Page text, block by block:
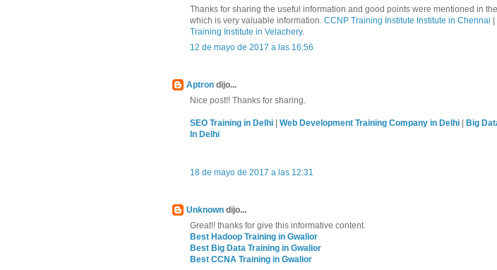
Thanks for sharing the useful information and good points were mentioned in
which is very valuable information. CCNP Training Institute Institute in Chennai
Training Institute in Velachery.
12 de mayo de 2017 a las 16:56
Aptron dijo...
Nice post!! Thanks for sharing.
SEO Training in Delhi Web Development Training Company in Delhi
Big
In Delhi
18 de mayo de 2017 a las 12:31
Unknown dijo...
Great!! thanks for give this informative content.
Best Hadoop Training in Gwalior
Best Big Data Training in Gwalior
Best CCNA Training in Gwalior